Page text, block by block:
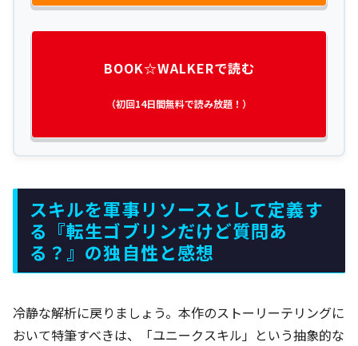
BOOK☆WALKERで読む
（初回14日間無料で読み放題！）
スキルを軍事リソースとして定義す
る『転生ゴブリンだけど質問あ
る？』の独自性と感想
冷静な解析に戻りましょう。本作のストーリーテリングに
おいて特筆すべきは、「ユニークスキル」という抽象的な